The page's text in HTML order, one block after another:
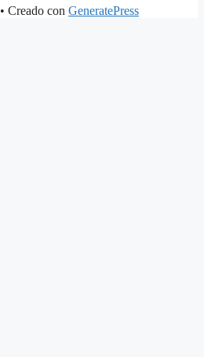
• Creado con GeneratePress